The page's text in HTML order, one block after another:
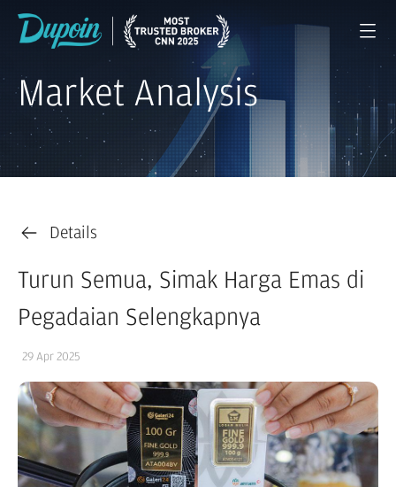
Market Analysis
Details
Turun Semua, Simak Harga Emas di
Pegadaian Selengkapnya
29 Apr 2025